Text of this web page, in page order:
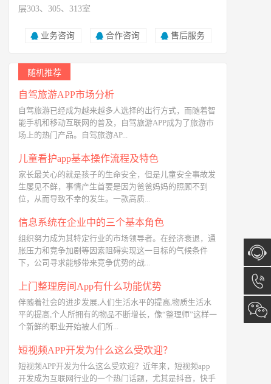
层303、305、313室
业务咨询 合作咨询 售后服务
随机推荐
自驾旅游APP市场分析
自驾旅游已经成为越来越多人选择的出行方式，而随着智
能手机和移动互联网的普及，自驾旅游APP成为了旅游市
场上的热门产品。自驾旅游AP...
儿童看护app基本操作流程及特色
家长最关心的就是孩子的生命安全，但是儿童安全事故发
生屡见不鲜，事情产生首要是因为爸爸妈妈的照顾不到
位，从而导致不幸的发生。一款高质...
信息系统在企业中的三个基本角色
组织努力成为其特定行业的市场领导者。在经济衰退，通
胀压力和竞争加剧等因素阻碍实现这一目标的气候条件
下，公司寻求能够带来竞争优势的战...
上门整理房间App有什么功能优势
伴随着社会的进步发展,人们生活水平的提高,物质生活水
平的提高,个人所拥有的物品不断增长，像“整理师”这样一
个新鲜的职业开始被人们所...
短视频APP开发为什么这么受欢迎？
短视频APP开发为什么这么受欢迎？近年来，短视频app
开发成为互联网行业的一个热门话题，尤其是抖音，快手
在线咨
询